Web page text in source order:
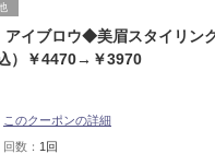
アイブロウ◆美眉スタイリン
）￥4470→￥3970
このクーポンの詳細
回数： 1回